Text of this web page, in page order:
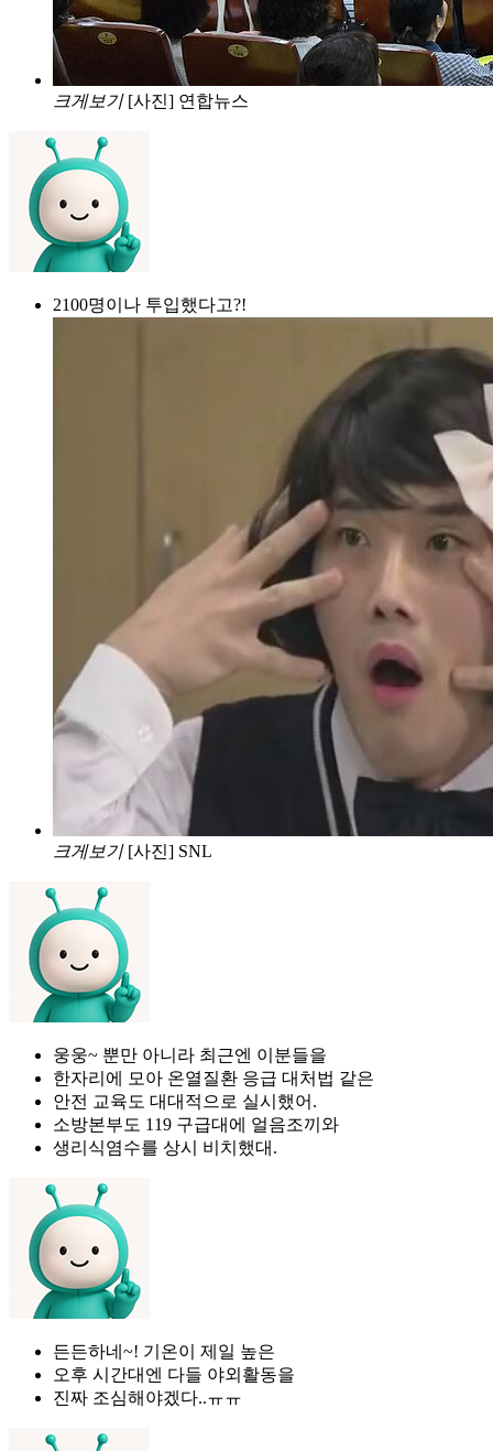
크게보기 [사진] 연합뉴스
2100명이나 투입했다고?!
크게보기 [사진] SNL
웅웅~ 뿐만 아니라 최근엔 이분들을
한자리에 모아 온열질환 응급 대처법 같은
안전 교육도 대대적으로 실시했어.
소방본부도 119 구급대에 얼음조끼와
생리식염수를 상시 비치했대.
든든하네~! 기온이 제일 높은
오후 시간대엔 다들 야외활동을
진짜 조심해야겠다..ㅠㅠ